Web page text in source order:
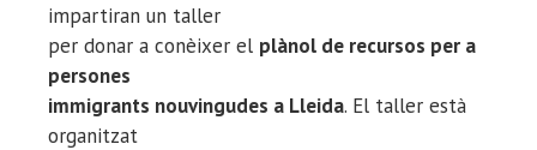
impartiran un taller
per donar a conèixer el plànol de recursos per a
persones
immigrants nouvingudes a Lleida. El taller està
organitzat